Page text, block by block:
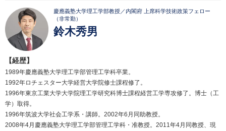
慶應義塾大学理工学部教授／内閣府 上席科学技術政策フェロー
（非常勤）
鈴木秀男
【経歴】
1989年慶應義塾大学理工学部管理工学科卒業。
1992年ロチェスター大学経営大学院修士課程修了。
1996年東京工業大学大学院理工学研究科博士課程経営工学専攻修了。博士（工
学）取得。
1996年筑波大学社会工学系・講師。2002年6月同助教授。
2008年4月慶應義塾大学理工学部管理工学科・准教授。2011年4月同教授、現